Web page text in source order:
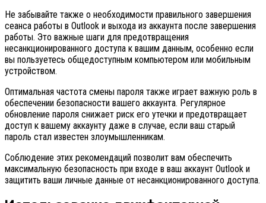
Не забывайте также о необходимости правильного завершения
сеанса работы в Outlook и выхода из аккаунта после завершения
работы. Это важные шаги для предотвращения
несанкционированного доступа к вашим данным, особенно если
вы пользуетесь общедоступным компьютером или мобильным
устройством.
Оптимальная частота смены пароля также играет важную роль в
обеспечении безопасности вашего аккаунта. Регулярное
обновление пароля снижает риск его утечки и предотвращает
доступ к вашему аккаунту даже в случае, если ваш старый
пароль стал известен злоумышленникам.
Соблюдение этих рекомендаций позволит вам обеспечить
максимальную безопасность при входе в ваш аккаунт Outlook и
защитить ваши личные данные от несанкционированного доступа.